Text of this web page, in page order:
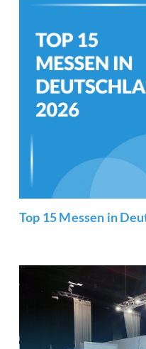
Top 15 Messen in